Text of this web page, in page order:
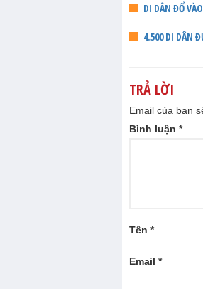
DI DÂN ĐỔ
4.500 DI DÂN
TRẢ LỜI
Email của bạn
Bình luận *
Tên *
Email *